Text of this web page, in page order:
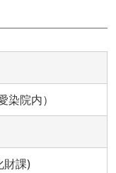
院内）
財課)